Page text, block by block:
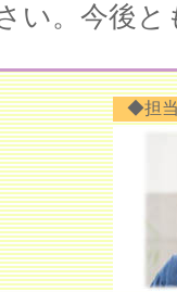
い。今後
◆担